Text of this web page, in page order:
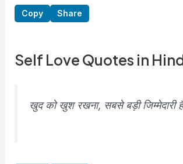
Copy Share
Self Love Quotes in
खुद को खुश रखना, सबसे बड़ी जिम्मेदारी